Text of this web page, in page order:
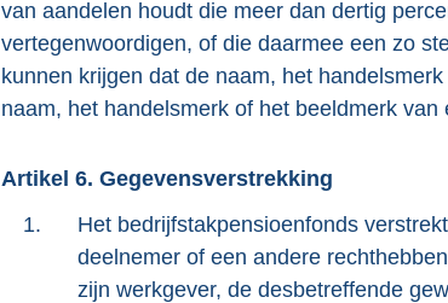
van aandelen houdt die meer dan dertig
vertegenwoordigen, of die daarmee een zo
kunnen krijgen dat de naam, het
naam, het handelsmerk of het beeldmerk
Artikel 6. Gegevensverstrekking
1.
Het bedrijfstakpensioenfonds
deelnemer of een andere
zijn werkgever, de desbetreffende